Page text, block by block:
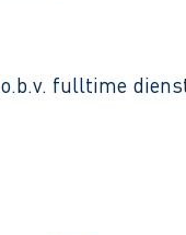
fulltime